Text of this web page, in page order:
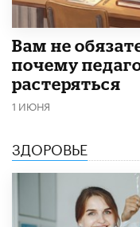
​Вам не
почему
растеряться
1 ИЮНЯ
ЗДОРОВЬЕ